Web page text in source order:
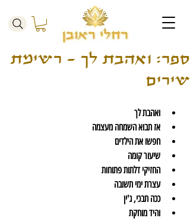
ספר: ואהבת לך – רשימת
שירים
ואהבת לך
אז תבוא השמחה מעצמה
חפשו את הילדים
שיעור קומה
החזיקי דלתות פתוחות
עצרת ימי תשובה
ככה תבכי, ג'ין
והיד מוחקת